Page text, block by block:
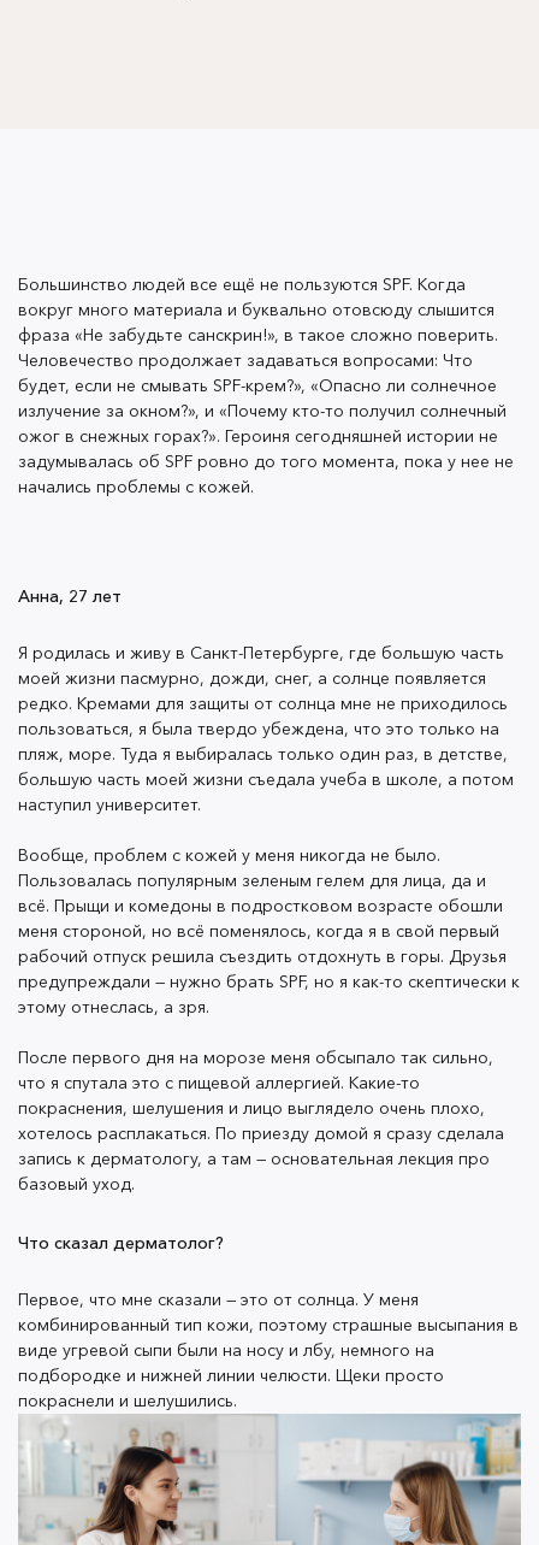
Я родилась и живу в Санкт-Петербурге, где большую
часть моей жизни пасмурно, дожди, снег, а солнце
появляется редко. Кремами для защиты от солнца
мне не приходилось пользоваться, я была твердо
убеждена, что это только на пляж, море. Туда я
выбиралась только один раз, в детстве, большую
часть моей жизни съедала учеба в школе, а потом
наступил университет.
Вообще, проблем с кожей у меня никогда не было.
да и всё. Прыщи и комедоны в подростковом
возрасте обошли меня стороной, но всё поменялось,
когда я в свой первый рабочий отпуск решила
съездить отдохнуть в горы. Друзья предупреждали —
нужно брать SPF, но я как-то скептически к этому
отнеслась, а зря.
После первого дня на морозе меня обсыпало так
сильно, что я спутала это с пищевой аллергией.
Какие-то покраснения, шелушения и лицо выглядело
очень плохо, хотелось расплакаться. По приезду
домой я сразу сделала запись к дерматологу, а там —
ЧТО СКАЗАЛ ДЕРМАТОЛОГ?
Первое, что мне сказали — это от солнца. У меня
высыпания в виде угревой сыпи были на носу и лбу,
немного на подбородке и нижней линии челюсти.
Щеки просто покраснели и шелушились.
фото: freepik
Тогда дерматолог пояснил, что такая реакция могла
возникнуть из-за комбинации: жирной кожи и ожога
от солнца. Пока я каталась на лыжах и нежилась под
Большинство людей все ещё не пользуются SPF. Когда
вокруг много материала и буквально отовсюду слышится
фраза «Не забудьте санскрин!», в такое сложно поверить.
Человечество продолжает задаваться вопросами: Что
будет, если не смывать SPF-крем?», «Опасно ли солнечное
излучение за окном?», и «Почему кто-то получил солнечный
ожог в снежных горах?». Героиня сегодняшней истории не
задумывалась об SPF ровно до того момента, пока у нее не
начались проблемы с кожей.
Анна, 27 лет
Я родилась и живу в Санкт-Петербурге, где большую часть
моей жизни пасмурно, дожди, снег, а солнце появляется
редко. Кремами для защиты от солнца мне не приходилось
пользоваться, я была твердо убеждена, что это только на
пляж, море. Туда я выбиралась только один раз, в детстве,
большую часть моей жизни съедала учеба в школе, а потом
наступил университет.
Вообще, проблем с кожей у меня никогда не было.
Пользовалась популярным зеленым гелем для лица, да и
всё. Прыщи и комедоны в подростковом возрасте обошли
меня стороной, но всё поменялось, когда я в свой первый
рабочий отпуск решила съездить отдохнуть в горы. Друзья
предупреждали — нужно брать SPF, но я как-то скептически к
этому отнеслась, а зря.
После первого дня на морозе меня обсыпало так сильно,
что я спутала это с пищевой аллергией. Какие-то
покраснения, шелушения и лицо выглядело очень плохо,
хотелось расплакаться. По приезду домой я сразу сделала
запись к дерматологу, а там — основательная лекция про
базовый уход.
Что сказал дерматолог?
Первое, что мне сказали — это от солнца. У меня
комбинированный тип кожи, поэтому страшные высыпания в
виде угревой сыпи были на носу и лбу, немного на
подбородке и нижней линии челюсти. Щеки просто
покраснели и шелушились.